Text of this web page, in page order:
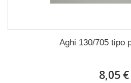
Aghi 130/705 tipo
8,05 €